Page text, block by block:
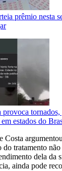
prêmio nesta
tornados,
estados do
tratamento não
dela da
ainda pode